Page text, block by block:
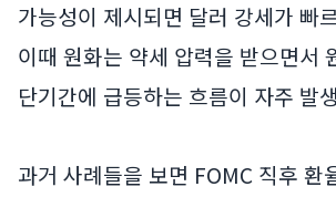
가능성이 제시되면 달러 강세가 빠
이때 원화는 약세 압력을 받으면서
단기간에 급등하는 흐름이 자주 발
과거 사례들을 보면 FOMC 직후 환